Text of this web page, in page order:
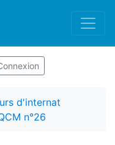
d'internat
n°26